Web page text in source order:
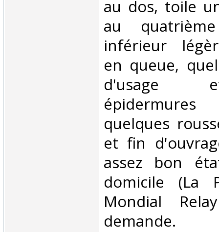
au dos, toile
au
inférieur
en queue,
d'usage
quelques
et fin
assez bon
domicile (La
Mondial
demande.‎